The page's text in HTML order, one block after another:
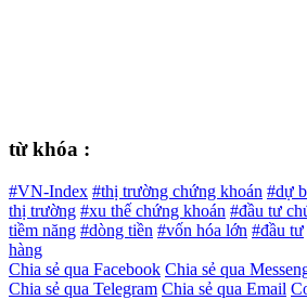
từ khóa :
#VN-Index #thị trường chứng khoán #dự
thị trường #xu thế chứng khoán #đầu tư
tiềm năng #dòng tiền #vốn hóa lớn #đầu tư
hàng
Chia sẻ qua Facebook Chia sẻ qua
Chia sẻ qua Telegram Chia sẻ qua Email